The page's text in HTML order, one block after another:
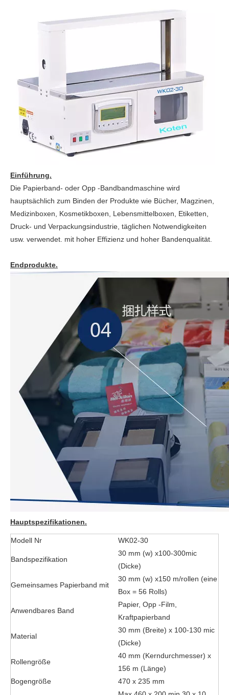
Einführung.
Die Papierband- oder Opp -Bandbandmaschine wird
hauptsächlich zum Binden der Produkte wie Bücher, Magzinen,
Medizinboxen, Kosmetikboxen, Lebensmittelboxen, Etiketten,
Druck- und Verpackungsindustrie, täglichen Notwendigkeiten
usw. verwendet. mit hoher Effizienz und hoher Bandenqualität.
Endprodukte.
Hauptspezifikationen.
Modell Nr WK02-30
Bandspezifikation
30 mm (w) x100-300mic
(Dicke)
Gemeinsames Papierband mit
30 mm (w) x150 m/rollen (eine
Box = 56 Rolls)
Anwendbares Band
Papier, Opp -Film,
Kraftpapierband
Material
30 mm (Breite) x 100-130 mic
(Dicke)
Rollengröße
40 mm (Kerndurchmesser) x
156 m (Länge)
Bogengröße
470 x 235 mm